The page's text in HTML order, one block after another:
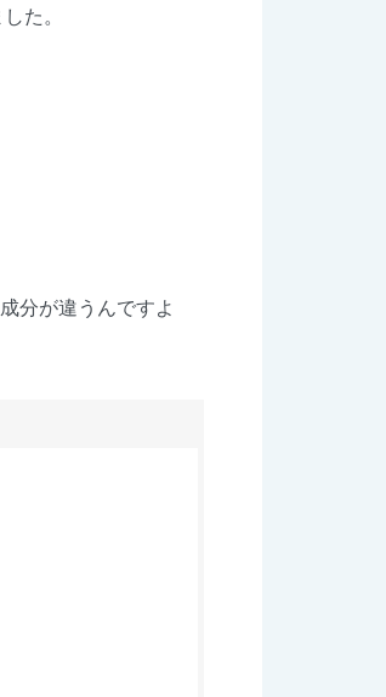
た。
分が違うんですよ